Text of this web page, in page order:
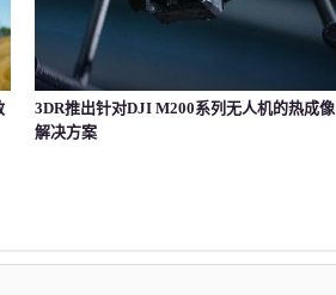
3DR推出针对DJI M200系列无人机的热成像
解决方案